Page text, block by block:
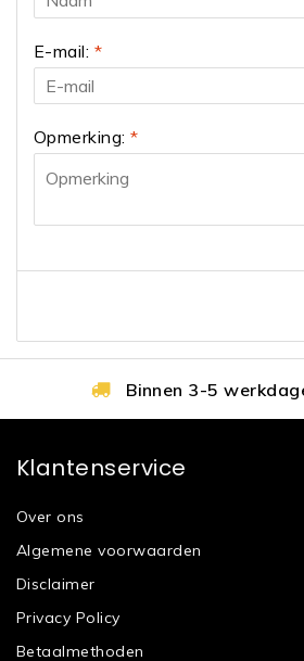
E-mail: *
Opmerking:*
Binnen 3-5
Klantenservice
Over ons
Algemene voorwaarden
Disclaimer
Privacy Policy
Betaalmethoden